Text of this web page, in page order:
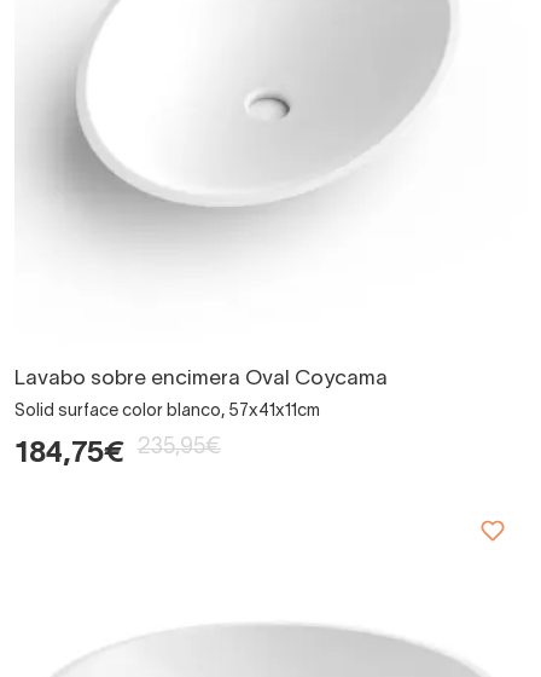
Lavabo sobre encimera Oval Coycama
Solid surface color blanco, 57x41x11cm
184,75€ 235,95€